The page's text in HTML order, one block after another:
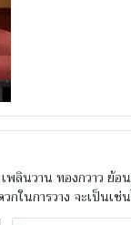
ลินวาน ทองกวาว
นการวาง จะเป็นเช่